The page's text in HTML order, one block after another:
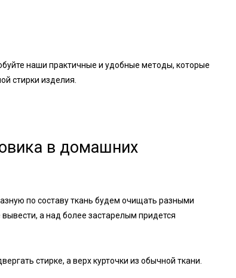
наши практичные и удобные методы, которые
стирки изделия.
в домашних
по составу ткань будем очищать разными
а над более застарелым придется
стирке, а верх курточки из обычной ткани.